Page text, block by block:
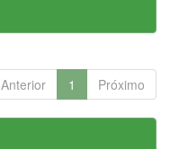
Anterior 1 Próximo